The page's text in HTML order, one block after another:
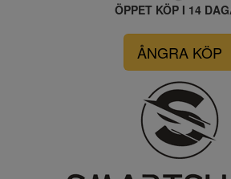
ÖPPET KÖP I 14
ÅNGRA KÖP